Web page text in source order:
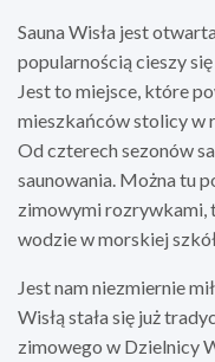
Sauna Wisła jest
popularnością cieszy
Jest to miejsce, które
mieszkańców stolicy w
Od czterech sezonów
saunowania. Można tu
zimowymi rozrywkami,
wodzie w morskiej
Jest nam niezmiernie
Wisłą stała się już
zimowego w Dzielnicy